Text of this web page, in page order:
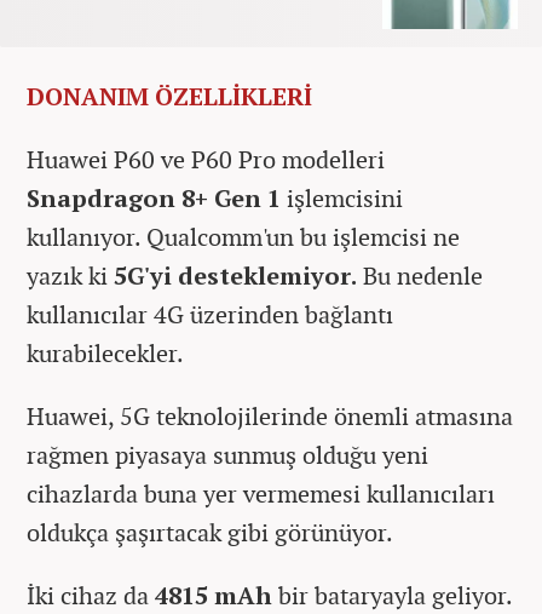
DONANIM ÖZELLİKLERİ
Huawei P60 ve P60 Pro modelleri
Snapdragon 8+ Gen 1 işlemcisini
kullanıyor. Qualcomm'un bu işlemcisi ne
yazık ki5G'yi desteklemiyor. Bu nedenle
kullanıcılar 4G üzerinden bağlantı
kurabilecekler.
Huawei, 5G teknolojilerinde önemli atmasına
rağmen piyasaya sunmuş olduğu yeni
cihazlarda buna yer vermemesi kullanıcıları
oldukça şaşırtacak gibi görünüyor.
İki cihaz da4815 mAhbir bataryayla geliyor.